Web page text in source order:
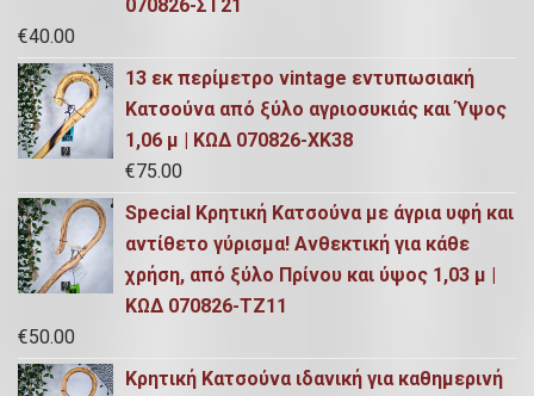
070826-ΣΤ21
€40.00
13 εκ περίμετρο vintage εντυπωσιακή
Κατσούνα από ξύλο αγριοσυκιάς και Ύψος
1,06 μ | ΚΩΔ 070826-ΧΚ38
€75.00
Special Κρητική Κατσούνα με άγρια υφή και
αντίθετο γύρισμα! Ανθεκτική για κάθε
χρήση, από ξύλο Πρίνου και ύψος 1,03 μ |
ΚΩΔ 070826-ΤΖ11
€50.00
Κρητική Κατσούνα ιδανική για καθημερινή